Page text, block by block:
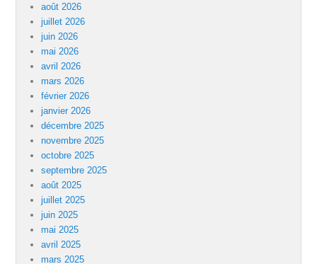
août 2026
juillet 2026
juin 2026
mai 2026
avril 2026
mars 2026
février 2026
janvier 2026
décembre 2025
novembre 2025
octobre 2025
septembre 2025
août 2025
juillet 2025
juin 2025
mai 2025
avril 2025
mars 2025